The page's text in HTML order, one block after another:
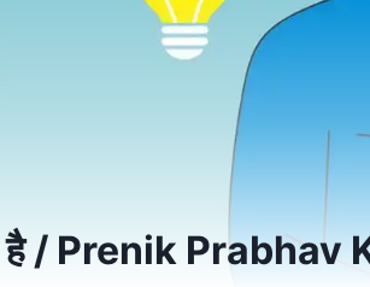
है / Prenik Prabhav